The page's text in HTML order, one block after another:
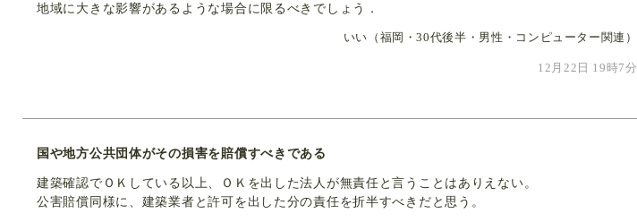
地域に大きな影響があるような場合に限るべきでしょう．
いい（福岡・30代後半・男性・コンピューター関連）
12月22日 19時7分
国や地方公共団体がその損害を賠償すべきである
建築確認でＯＫしている以上、ＯＫを出した法人が無責任と言うことはありえない。
公害賠償同様に、建築業者と許可を出した分の責任を折半すべきだと思う。